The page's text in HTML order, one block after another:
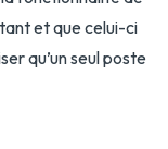
et que celui-ci
qu’un seul poste